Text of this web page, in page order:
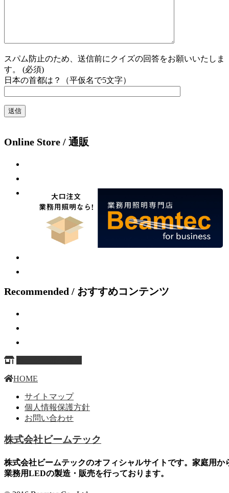
スパム防止のため、送信前にクイズの回答をお願いいたしま
す。 (必須)
日本の首都は？（平仮名で5文字）
Online Store / 通販
Recommended / おすすめコンテンツ
HOME
サイトマップ
個人情報保護方針
お問い合わせ
株式会社ビームテック
株式会社ビームテックのオフィシャルサイトです。家庭用か
業務用LEDの製造・販売を行っております。